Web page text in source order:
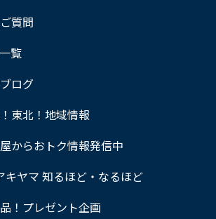
質問
覧
ログ
東北！地域情報
からおトク情報発信中
キヤマ 知るほど・なるほど
！プレゼント企画